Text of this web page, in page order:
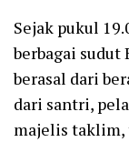
Sejak pukul
berbagai sudut
berasal dari
dari santri,
majelis taklim,